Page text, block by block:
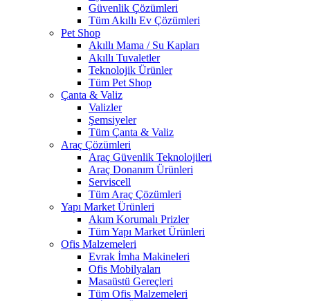
Güvenlik Çözümleri
Tüm Akıllı Ev Çözümleri
Pet Shop
Akıllı Mama / Su Kapları
Akıllı Tuvaletler
Teknolojik Ürünler
Tüm Pet Shop
Çanta & Valiz
Valizler
Şemsiyeler
Tüm Çanta & Valiz
Araç Çözümleri
Araç Güvenlik Teknolojileri
Araç Donanım Ürünleri
Serviscell
Tüm Araç Çözümleri
Yapı Market Ürünleri
Akım Korumalı Prizler
Tüm Yapı Market Ürünleri
Ofis Malzemeleri
Evrak İmha Makineleri
Ofis Mobilyaları
Masaüstü Gereçleri
Tüm Ofis Malzemeleri